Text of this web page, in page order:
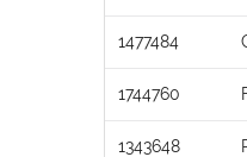
1477484
1744760
1343648